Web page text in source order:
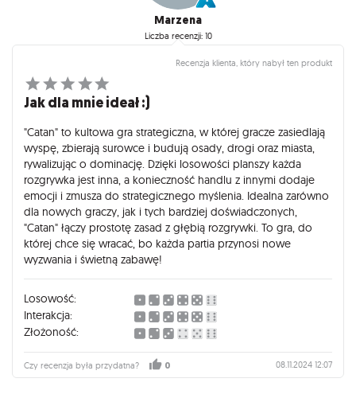
Marzena
Liczba recenzji: 10
Recenzja klienta, który nabył ten produkt
Jak dla mnie ideał :)
"Catan" to kultowa gra strategiczna, w której gracze zasiedlają
wyspę, zbierają surowce i budują osady, drogi oraz miasta,
rywalizując o dominację. Dzięki losowości planszy każda
rozgrywka jest inna, a konieczność handlu z innymi dodaje
emocji i zmusza do strategicznego myślenia. Idealna zarówno
dla nowych graczy, jak i tych bardziej doświadczonych,
"Catan" łączy prostotę zasad z głębią rozgrywki. To gra, do
której chce się wracać, bo każda partia przynosi nowe
wyzwania i świetną zabawę!
Losowość:
Interakcja:
Złożoność:
Czy recenzja była przydatna? 0 08.11.2024 12:07